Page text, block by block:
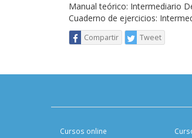
Manual teórico: Intermediario
Cuaderno de ejercicios:
Compartir Tweet
Cursos online